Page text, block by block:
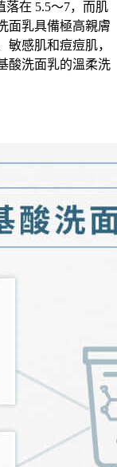
落在 5.5～7，而肌
面乳具備極高親膚
感肌和痘痘肌，
酸洗面乳的溫柔洗